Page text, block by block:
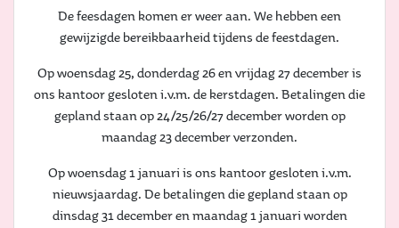
De feesdagen komen er weer aan. We hebben een
gewijzigde bereikbaarheid tijdens de feestdagen.
Op woensdag 25, donderdag 26 en vrijdag 27 december is
ons kantoor gesloten i.v.m. de kerstdagen. Betalingen die
gepland staan op 24/25/26/27 december worden op
maandag 23 december verzonden.
Op woensdag 1 januari is ons kantoor gesloten i.v.m.
nieuwsjaardag. De betalingen die gepland staan op
dinsdag 31 december en maandag 1 januari worden